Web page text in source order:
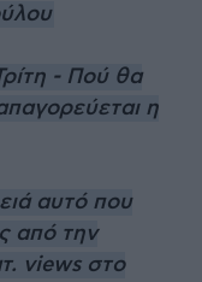
- Πού θα
η
αυτό που
από την
views στο